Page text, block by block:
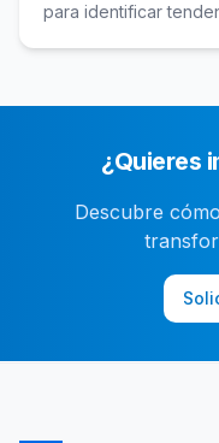
para identificar
¿Quieres
Descubre